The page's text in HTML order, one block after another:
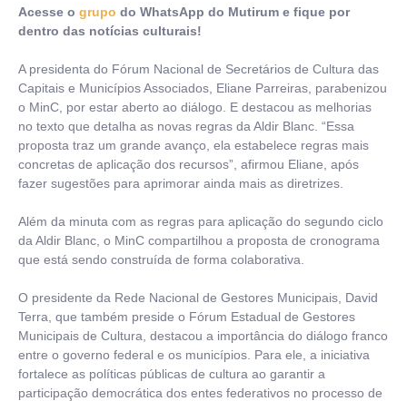
Acesse o grupo do WhatsApp do Mutirum e fique por
dentro das notícias culturais!
A presidenta do Fórum Nacional de Secretários de Cultura das
Capitais e Municípios Associados, Eliane Parreiras, parabenizou
o MinC, por estar aberto ao diálogo. E destacou as melhorias
no texto que detalha as novas regras da Aldir Blanc. “Essa
proposta traz um grande avanço, ela estabelece regras mais
concretas de aplicação dos recursos”, afirmou Eliane, após
fazer sugestões para aprimorar ainda mais as diretrizes.
Além da minuta com as regras para aplicação do segundo ciclo
da Aldir Blanc, o MinC compartilhou a proposta de cronograma
que está sendo construída de forma colaborativa.
O presidente da Rede Nacional de Gestores Municipais, David
Terra, que também preside o Fórum Estadual de Gestores
Municipais de Cultura, destacou a importância do diálogo franco
entre o governo federal e os municípios. Para ele, a iniciativa
fortalece as políticas públicas de cultura ao garantir a
participação democrática dos entes federativos no processo de